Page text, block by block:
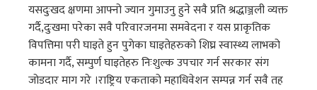
यसदुःखद क्षणमा आफ्नो ज्यान गुमाउनु हुने सवै प्रति श्रद्धाञ्जली व्यक्त
गर्दै,दुःखमा परेका सवै परिवारजनमा समवेदना र यस प्राकृतिक
विपत्तिमा परी घाइते हुन पुगेका घाइतेहरुको शिघ्र स्वास्थ्य लाभको
कामना गर्दै, सम्पुर्ण घाइतेहरु निःशुल्क उपचार गर्न सरकार संग
जोडदार माग गरे ।राष्ट्रिय एकताको महाधिवेशन सम्पन्न गर्न सवै तह